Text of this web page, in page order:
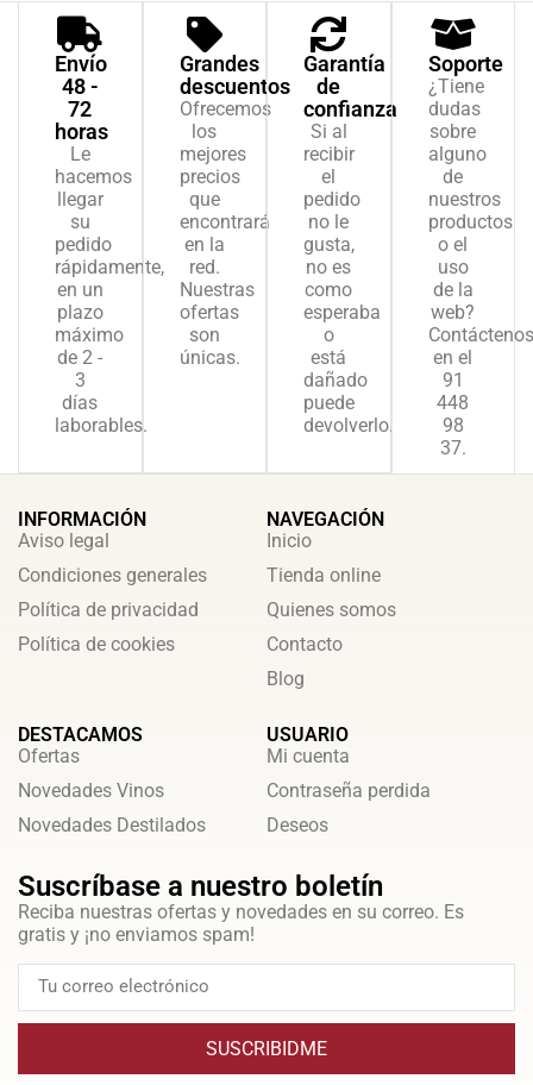
Envío
48 -
72
horas
Le
hacemos
llegar
su
pedido
rápidamente,
en un
plazo
máximo
de 2 -
3
días
laborables.
Grandes
descuentos
Ofrecemos
los
mejores
precios
que
encontrará
en la
red.
Nuestras
ofertas
son
únicas.
Garantía
de
confianza
Si al
recibir
el
pedido
no le
gusta,
no es
como
esperaba
o
está
dañado
puede
devolverlo.
Soporte
¿Tiene
dudas
sobre
alguno
de
nuestros
productos
o el
uso
de la
web?
Contáctenos
en el
91
448
98
37.
INFORMACIÓN
Aviso legal
Condiciones generales
Política de privacidad
Política de cookies
NAVEGACIÓN
Inicio
Tienda online
Quienes somos
Contacto
Blog
DESTACAMOS
Ofertas
Novedades Vinos
Novedades Destilados
USUARIO
Mi cuenta
Contraseña perdida
Deseos
Suscríbase a nuestro boletín
Reciba nuestras ofertas y novedades en su correo. Es
gratis y ¡no enviamos spam!
SUSCRIBIDME